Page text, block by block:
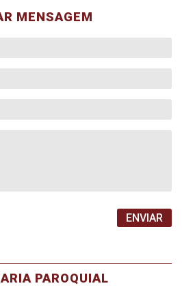
MENSAGEM
PAROQUIAL